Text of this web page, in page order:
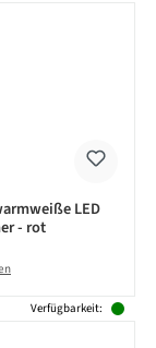
LED
- rot
Verfügbarkeit: